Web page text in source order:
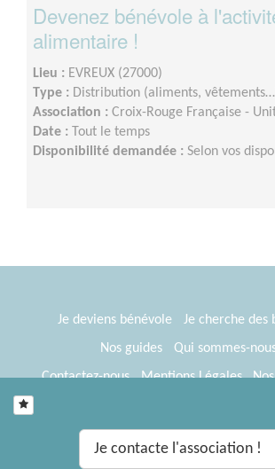
Devenez bénévole à
alimentaire !
Lieu : EVREUX (27000)
Type : Distribution (aliments,
Association : Croix-Rouge Française -
Date : Tout le temps
Disponibilité demandée : Selon vos
Je contacte l'association !
Je deviens bénévole
Je cherche des
Nos guides
Qui sommes-
Contactez-nous
Mentions Légales
® Tous Bénévoles 2012-2026